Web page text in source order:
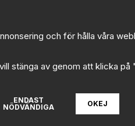
Nyhetsbrev
Om cookies
Policy
och för hålla våra
stänga av genom att klicka på
ENDAST
NÖDVÄNDIGA
OKEJ